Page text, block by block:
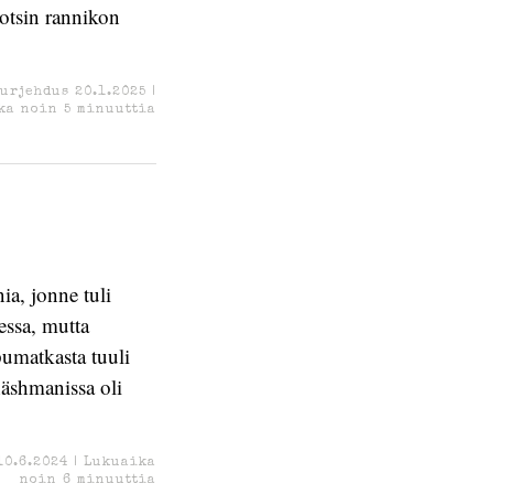
rannikon
20.1.2025 |
noin 5 minuuttia
jonne tuli
mutta
tuuli
oli
| Lukuaika
noin 6 minuuttia